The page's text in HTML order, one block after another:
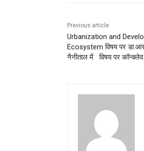
Previous article
Urbanization and
Ecosystem विषय पर
नैनीताल में विषय पर